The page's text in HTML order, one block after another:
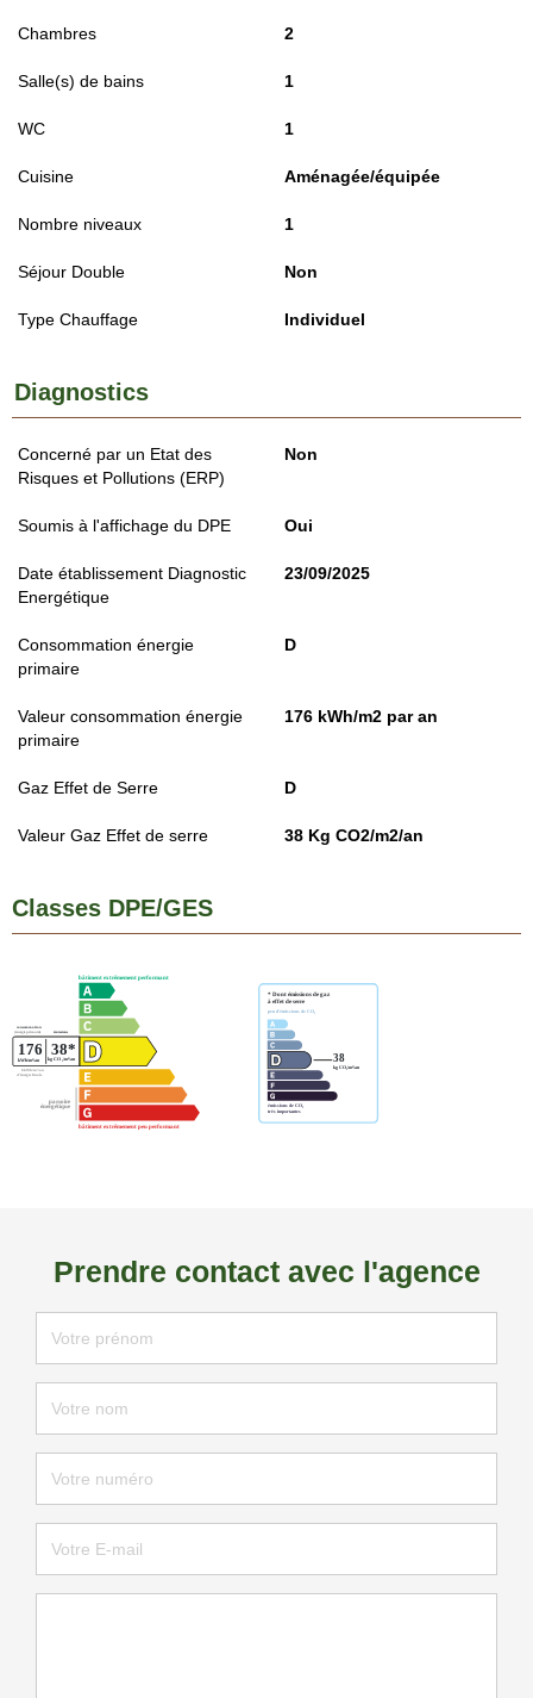
Chambres 2
Salle(s) de bains 1
WC 1
Cuisine Aménagée/équipée
Nombre niveaux 1
Séjour Double Non
Type Chauffage Individuel
Diagnostics
Concerné par un Etat des
Risques et Pollutions (ERP)
Non
Soumis à l'affichage du DPE Oui
Date établissement Diagnostic
Energétique
23/09/2025
Consommation énergie
primaire
D
Valeur consommation énergie
primaire
176 kWh/m2 par an
Gaz Effet de Serre D
Valeur Gaz Effet de serre 38 Kg CO2/m2/an
Classes DPE/GES
Prendre contact avec l'agence